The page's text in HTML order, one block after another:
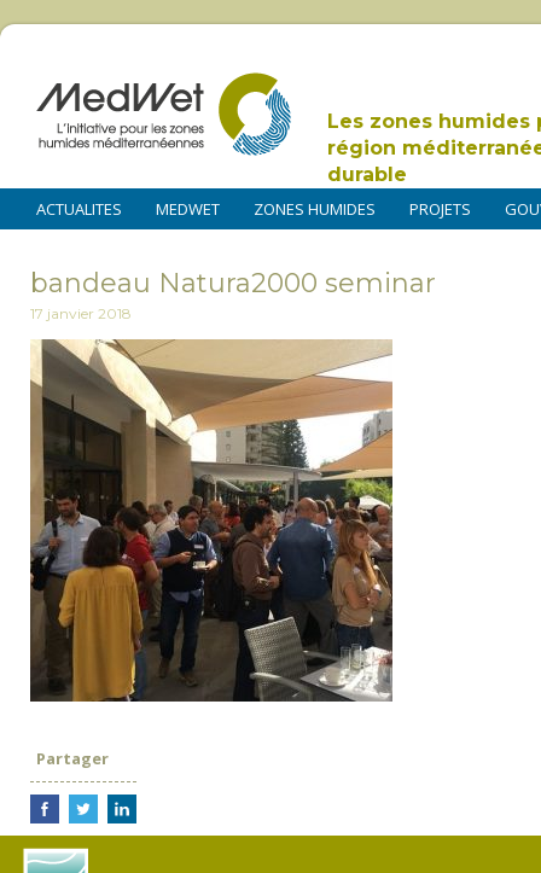
Les zones humides
région
durable
ACTUALITES MEDWET ZONES HUMIDES PROJETS
bandeau Natura2000 seminar
17 janvier 2018
Partager